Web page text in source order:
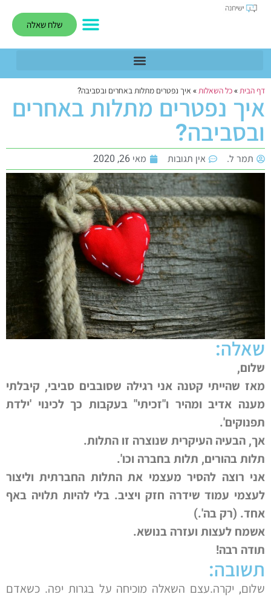
שלח שאלה
דף הבית»כל השאלות» איך נפטרים מתלות באחרים ובסביבה?
איך נפטרים מתלות באחרים
ובסביבה?
תמר ל. אין תגובות מאי 26, 2020
שאלה:
שלום,
מאז שהייתי קטנה אני רגילה שסובבים סביבי, קיבלתי
מענה אדיב ומהיר ו"זכיתי" בעקבות כך לכינוי 'ילדת
תפנוקים'.
אך, הבעיה העיקרית שנוצרה זו התלות.
תלות בהורים, תלות בחברה וכו'.
אני רוצה להסיר מעצמי את התלות החברתית וליצור
לעצמי עמוד שידרה חזק ויציב. בלי להיות תלויה באף
אחד. (רק בה'.)
אשמח לעצות ועזרה בנושא.
תודה רבה!
תשובה:
שלום, יקרה.עצם השאלה מוכיחה על בגרות יפה. כשאדם